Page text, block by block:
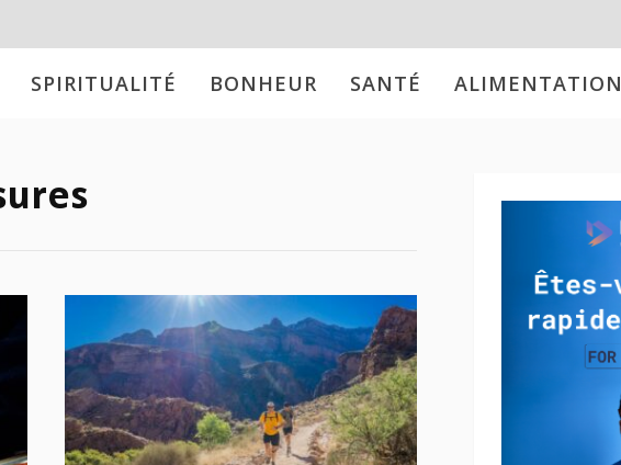
SPIRITUALITÉ BONHEUR SANTÉ ALIMENTATION